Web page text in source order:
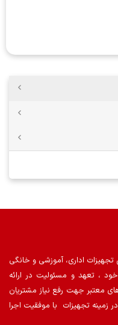
اداری، آموزشی و خانگی
، تعهد و مسئولیت در ارائه
معتبر جهت رفع نیاز مشتریان
زمینه تجهیزات با موفقیت اجرا